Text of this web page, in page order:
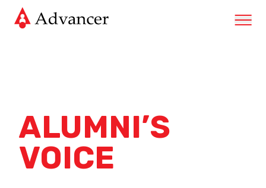
ALUMNI’S
VOICE